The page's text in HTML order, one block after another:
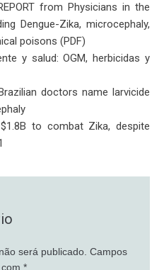
from Physicians in the
Dengue-Zika, microcephaly,
poisons (PDF)
y salud: OGM, herbicidas y
doctors name larvicide
to combat Zika, despite
será publicado. Campos
*